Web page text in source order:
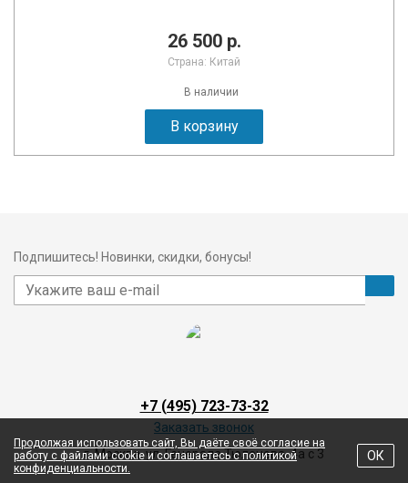
26 500 р.
Страна: Китай
В наличии
В корзину
Подпишитесь! Новинки, скидки, бонусы!
+7 (495) 723-73-32
Заказать звонок
г. Москва, ул. Генерала Тюленева, 4а с 3
Продолжая использовать сайт, Вы даёте своё согласие на
работу с файлами cookie и соглашаетесь с политикой
конфиденциальности.
ОК